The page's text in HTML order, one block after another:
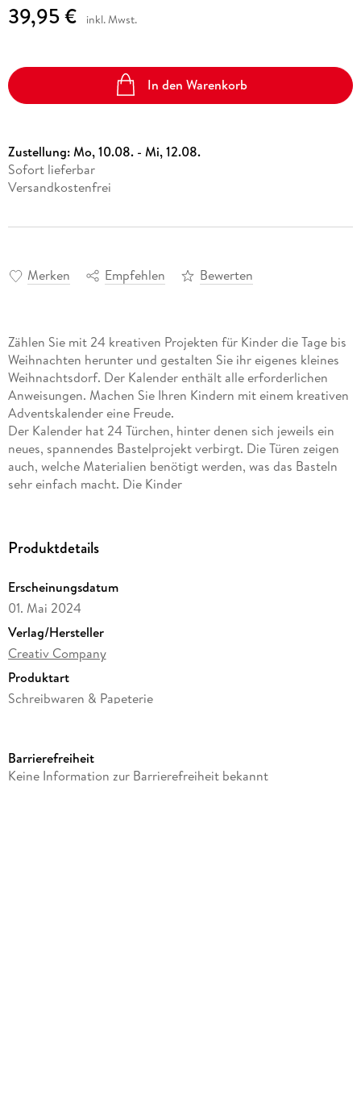
39,95 € inkl. Mwst.
In den Warenkorb
Zustellung:Mo, 10.08. - Mi, 12.08.
Sofort lieferbar
Versandkostenfrei
Merken Empfehlen Bewerten
Zählen Sie mit 24 kreativen Projekten für Kinder die Tage bis
Weihnachten herunter und gestalten Sie ihr eigenes kleines
Weihnachtsdorf. Der Kalender enthält alle erforderlichen
Anweisungen. Machen Sie Ihren Kindern mit einem kreativen
Adventskalender eine Freude.
Der Kalender hat 24 Türchen, hinter denen sich jeweils ein
neues, spannendes Bastelprojekt verbirgt. Die Türen zeigen
auch, welche Materialien benötigt werden, was das Basteln
sehr einfach macht. Die Kinder
Inhalt: Foam Clay®, Silk Clay®, Chenille, EVA-
Styropor, Köpfe, Eisstiele, Schablonen, Mütze und Kleber
Produktdetails
Erscheinungsdatum
01. Mai 2024
Verlag/Hersteller
Creativ Company
Produktart
Schreibwaren & Papeterie
Größe (L/B/H)
Barrierefreiheit
Keine Information zur Barrierefreiheit bekannt